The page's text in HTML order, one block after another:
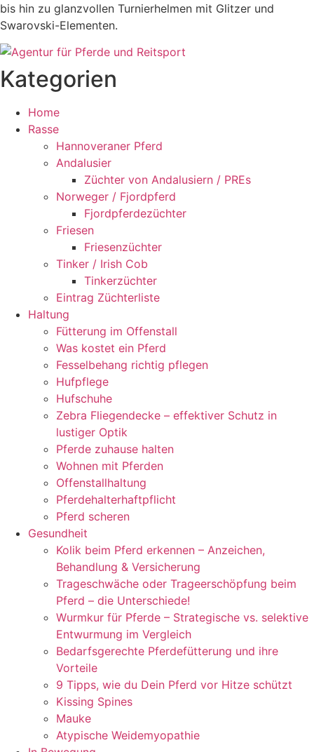
bis hin zu glanzvollen Turnierhelmen mit Glitzer und
Swarovski-Elementen.
Kategorien
Home
Rasse
Hannoveraner Pferd
Andalusier
Züchter von Andalusiern / PREs
Norweger / Fjordpferd
Fjordpferdezüchter
Friesen
Friesenzüchter
Tinker / Irish Cob
Tinkerzüchter
Eintrag Züchterliste
Haltung
Fütterung im Offenstall
Was kostet ein Pferd
Fesselbehang richtig pflegen
Hufpflege
Hufschuhe
Zebra Fliegendecke – effektiver Schutz in
lustiger Optik
Pferde zuhause halten
Wohnen mit Pferden
Offenstallhaltung
Pferdehalterhaftpflicht
Pferd scheren
Gesundheit
Kolik beim Pferd erkennen – Anzeichen,
Behandlung & Versicherung
Trageschwäche oder Trageerschöpfung beim
Pferd – die Unterschiede!
Wurmkur für Pferde – Strategische vs. selektive
Entwurmung im Vergleich
Bedarfsgerechte Pferdefütterung und ihre
Vorteile
9 Tipps, wie du Dein Pferd vor Hitze schützt
Kissing Spines
Mauke
Atypische Weidemyopathie